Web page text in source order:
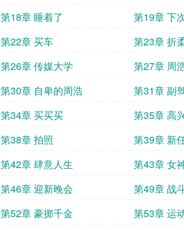
第18章 睡着了 第19章 下
第22章 买车 第23章 折
第26章 传媒大学 第27章 周
第30章 自卑的周浩 第31章 副
第34章 买买买 第35章 高
第38章 拍照 第39章 新
第42章 肆意人生 第43章 女
第46章 迎新晚会 第49章 战
第52章 豪掷千金 第53章 运